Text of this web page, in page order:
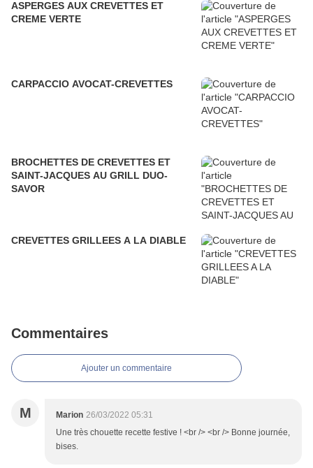
ASPERGES AUX CREVETTES ET
CREME VERTE
CARPACCIO AVOCAT-CREVETTES
BROCHETTES DE CREVETTES ET
SAINT-JACQUES AU GRILL DUO-
SAVOR
CREVETTES GRILLEES A LA DIABLE
Commentaires
Ajouter un commentaire
M Marion 26/03/2022 05:31
Une très chouette recette festive ! <br /> <br /> Bonne journée,
bises.